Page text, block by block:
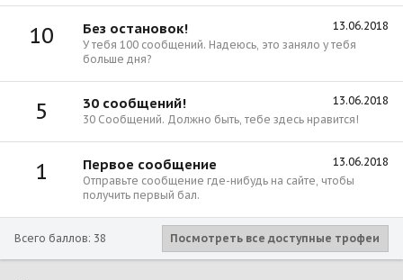
10 13.06.2018
Без остановок!
У тебя 100 сообщений. Надеюсь, это заняло у тебя
больше дня?
5 13.06.2018
30 сообщений!
30 Сообщений. Должно быть, тебе здесь нравится!
1 13.06.2018
Первое сообщение
Отправьте сообщение где-нибудь на сайте, чтобы
получить первый бал.
Всего баллов: 38 Посмотреть все доступные трофеи